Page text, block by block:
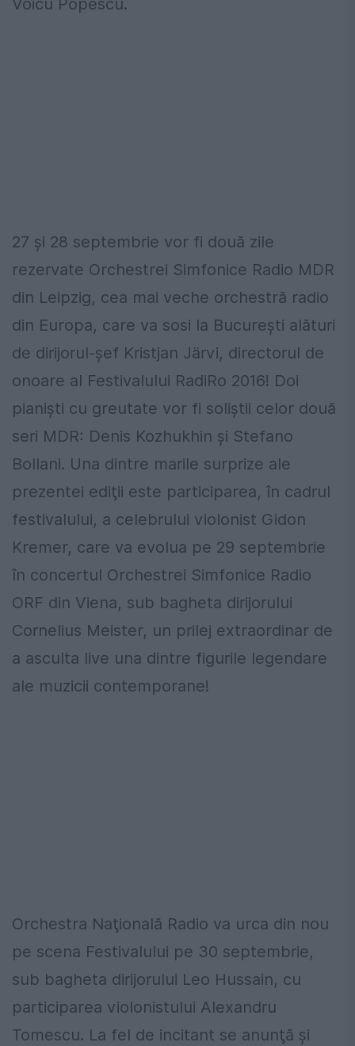
Voicu Popescu.
27 şi 28 septembrie vor fi două zile
rezervate Orchestrei Simfonice Radio MDR
din Leipzig, cea mai veche orchestră radio
din Europa, care va sosi la Bucureşti alături
de dirijorul-şef Kristjan Järvi, directorul de
onoare al Festivalului RadiRo 2016! Doi
pianişti cu greutate vor fi soliştii celor două
seri MDR: Denis Kozhukhin şi Stefano
Bollani. Una dintre marile surprize ale
prezentei ediţii este participarea, în cadrul
festivalului, a celebrului violonist Gidon
Kremer, care va evolua pe 29 septembrie
în concertul Orchestrei Simfonice Radio
ORF din Viena, sub bagheta dirijorului
Cornelius Meister, un prilej extraordinar de
a asculta live una dintre figurile legendare
ale muzicii contemporane!
Orchestra Naţională Radio va urca din nou
pe scena Festivalului pe 30 septembrie,
sub bagheta dirijorului Leo Hussain, cu
participarea violonistului Alexandru
Tomescu. La fel de incitant se anunţă şi